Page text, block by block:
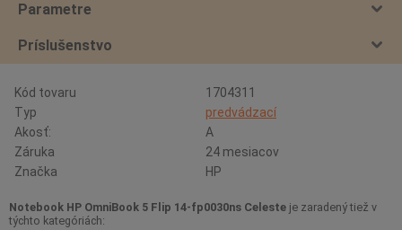
Parametre
Príslušenstvo
Kód tovaru
1704311
Typ
predvádzací
Akosť:
A
Záruka
24 mesiacov
Značka
HP
Notebook HP OmniBook 5 Flip 14-fp0030ns Celeste je zaradený tiež v
týchto kategóriách: